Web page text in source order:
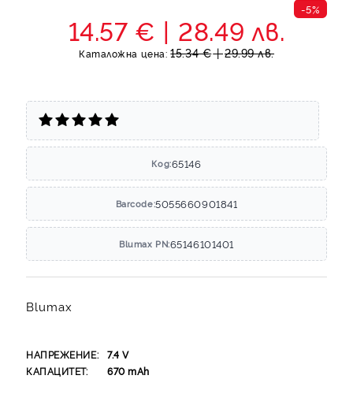
-5%
14.57 € 28.49 лв.
Каталожна цена: 15.34 € 29.99 лв.
Код:65146
Barcode:5055660901841
Blumax PN:65146101401
Blumax
НАПРЕЖЕНИЕ: 7.4V
КАПАЦИТЕТ:
670mAh